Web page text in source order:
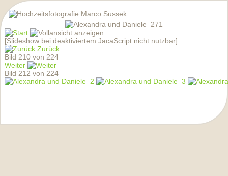
[Slideshow bei deaktiviertem JacaScript nicht nutzbar]
Zurück
Bild 210 von 224
Weiter
Bild 212 von 224